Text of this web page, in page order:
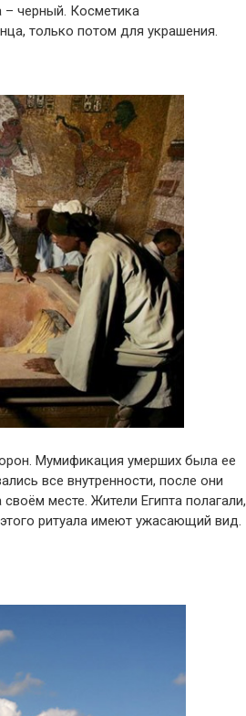
– черный. Косметика
только потом для украшения.
Мумификация умерших была ее
все внутренности, после они
месте. Жители Египта полагали,
ритуала имеют ужасающий вид.